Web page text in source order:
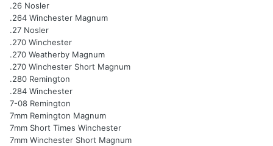
.26 Nosler
.264 Winchester Magnum
.27 Nosler
.270 Winchester
.270 Weatherby Magnum
.270 Winchester Short Magnum
.280 Remington
.284 Winchester
7-08 Remington
7mm Remington Magnum
7mm Short Times Winchester
7mm Winchester Short Magnum